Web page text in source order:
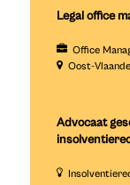
Legal office
Office
Oost-
Advocaat